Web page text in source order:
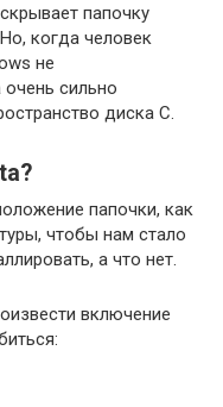
папочку
когда человек
не
сильно
диска С.
папочки, как
чтобы нам стало
а что нет.
включение